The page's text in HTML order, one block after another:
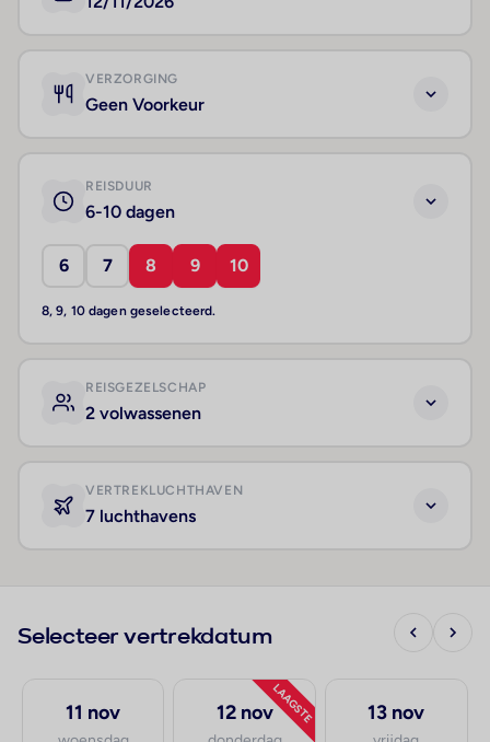
VERZORGING
Geen Voorkeur
REISDUUR
6-10 dagen
6 7 8 9 10
8, 9, 10 dagen geselecteerd.
REISGEZELSCHAP
2 volwassenen
VERTREKLUCHTHAVEN
7 luchthavens
Selecteer vertrekdatum
11 nov LAAGSTE
12 nov 13 nov